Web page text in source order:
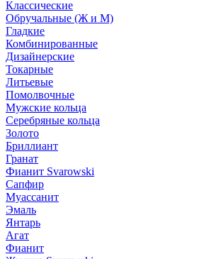
Классические
Обручальные (Ж и М)
Гладкие
Комбинированные
Дизайнерские
Токарные
Литьевые
Помолвочные
Мужские кольца
Серебряные кольца
Золото
Бриллиант
Гранат
Фианит Svarowski
Сапфир
Муассанит
Эмаль
Янтарь
Агат
Фианит